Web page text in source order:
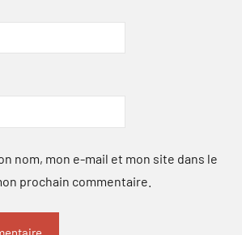
nom, mon e-mail et mon site dans le
prochain commentaire.